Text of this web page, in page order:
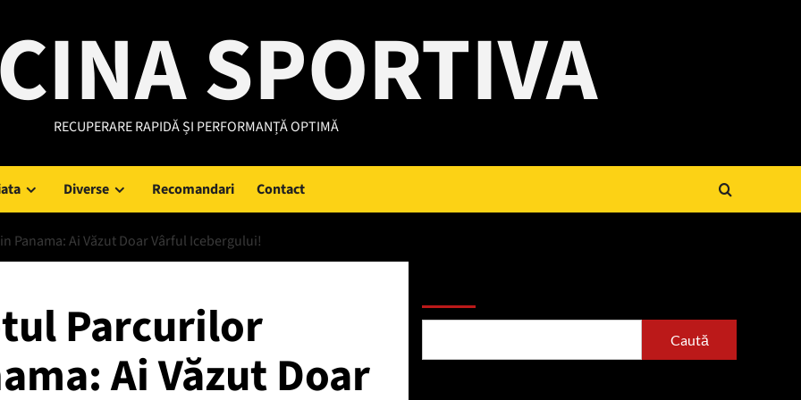
SPORTIVA
RECUPERARE RAPIDĂ ȘI PERFORMANȚĂ OPTIMĂ
Diverse Recomandari Contact
Panama: Ai Văzut Doar Vârful Icebergului!
Parcurilor
Ai Văzut Doar
Caută